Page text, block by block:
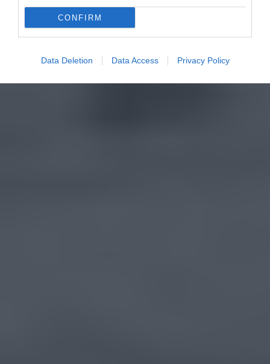
CONFIRM
Data Deletion Data Access Privacy Policy